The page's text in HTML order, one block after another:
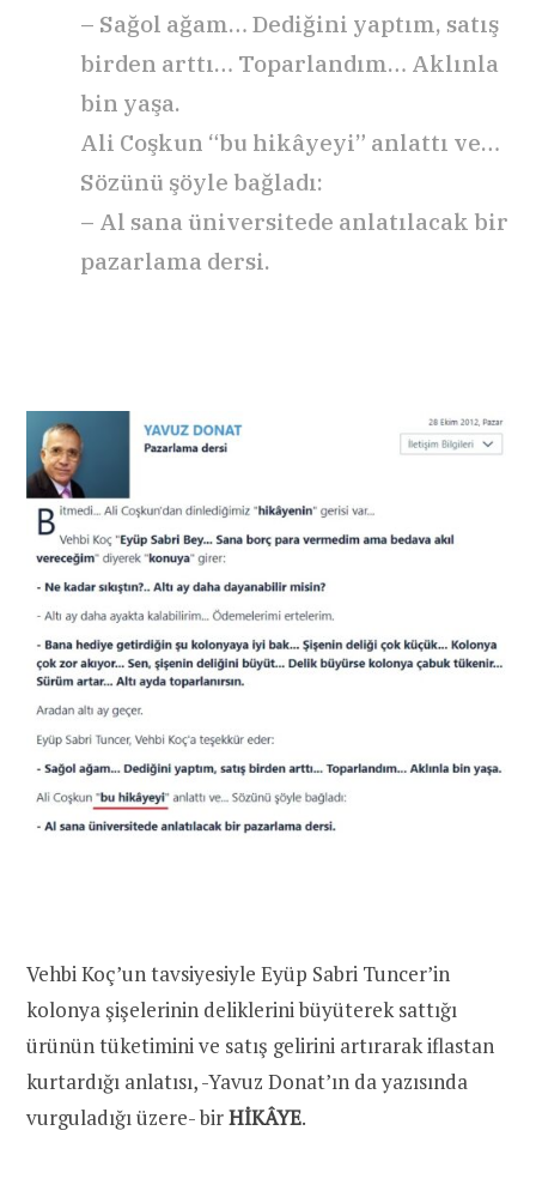
– Sağol ağam… Dediğini yaptım, satış
birden arttı… Toparlandım… Aklınla
bin yaşa.
Ali Coşkun “bu hikâyeyi” anlattı ve…
Sözünü şöyle bağladı:
– Al sana üniversitede anlatılacak bir
pazarlama dersi.
Vehbi Koç’un tavsiyesiyle Eyüp Sabri Tuncer’in
kolonya şişelerinin deliklerini büyüterek sattığı
ürünün tüketimini ve satış gelirini artırarak iflastan
kurtardığı anlatısı, -Yavuz Donat’ın da yazısında
vurguladığı üzere- birHİKÂYE.